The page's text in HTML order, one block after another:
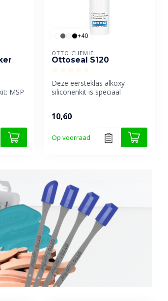
MSP
+40
OTTO CHEMIE
Ottoseal S120
Deze eersteklas alkoxy
siliconenkit is speciaal
10,60
Op voorraad